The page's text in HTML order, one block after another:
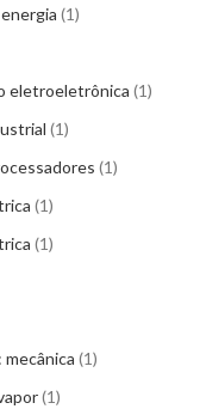
1
eletroeletrônica 1
1
1
1
1
mecânica 1
1